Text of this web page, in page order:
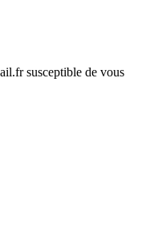
susceptible de vous